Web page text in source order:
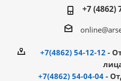
+7 (4862)
+7(4862) 54-12-12 -
+7(4862) 54-04-04 -